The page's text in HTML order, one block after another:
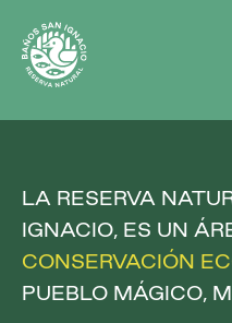
LA RESERVA
IGNACIO, ES UN
CONSERVACIÓN
PUEBLO MÁGICO,